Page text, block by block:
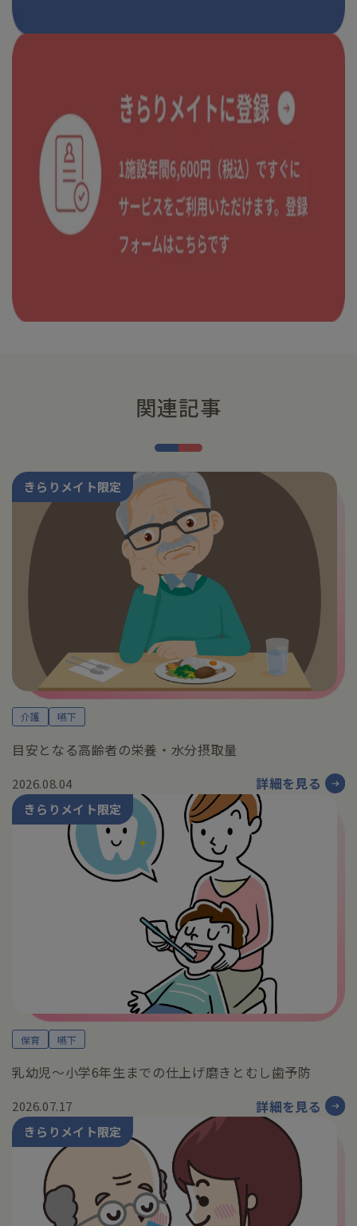
関連記事
きらりメイト限定
介護 嚥下
目安となる高齢者の栄養・水分摂取量
2026.08.04 詳細を見る
きらりメイト限定
保育 嚥下
乳幼児〜小学6年生までの仕上げ磨きとむし歯予防
2026.07.17 詳細を見る
きらりメイト限定